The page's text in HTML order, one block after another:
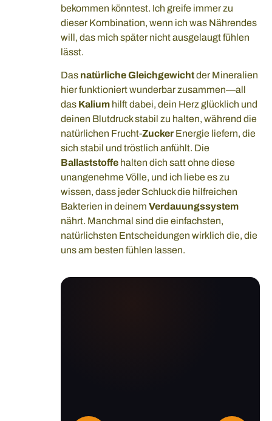
bekommen könntest. Ich greife immer zu
dieser Kombination, wenn ich was Nährendes
will, das mich später nicht ausgelaugt fühlen
lässt.
Das natürliche Gleichgewichtder Mineralien
hier funktioniert wunderbar zusammen—all
das Kalium hilft dabei, dein Herz glücklich und
deinen Blutdruck stabil zu halten, während die
natürlichen Frucht-Zucker Energie liefern, die
sich stabil und tröstlich anfühlt. Die
Ballaststoffe halten dich satt ohne diese
unangenehme Völle, und ich liebe es zu
wissen, dass jeder Schluck die hilfreichen
Bakterien in deinem Verdauungssystem
nährt. Manchmal sind die einfachsten,
natürlichsten Entscheidungen wirklich die, die
uns am besten fühlen lassen.